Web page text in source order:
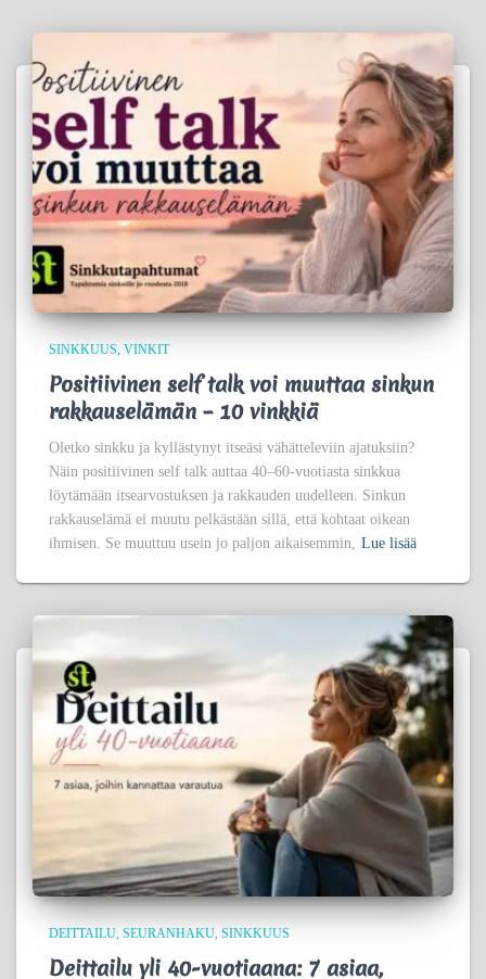
SINKKUUS VINKIT
Positiivinen self talk voi muuttaa sinkun
rakkauselämän – 10 vinkkiä
Oletko sinkku ja kyllästynyt itseäsi vähätteleviin ajatuksiin?
Näin positiivinen self talk auttaa 40–60-vuotiasta sinkkua
löytämään itsearvostuksen ja rakkauden uudelleen. Sinkun
rakkauselämä ei muutu pelkästään sillä, että kohtaat oikean
ihmisen. Se muuttuu usein jo paljon aikaisemmin, Lue lisää
DEITTAILU SEURANHAKU SINKKUUS
Deittailu yli 40-vuotiaana: 7 asiaa,